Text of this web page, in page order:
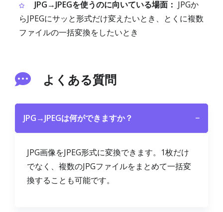
JPG→JPEGを使うのに向いている場面： JPGか
らJPEGにサッと形式だけ変えたいとき、とくに複数
ファイルの一括変換をしたいとき
よくある質問
JPG→JPEGは何ができますか？ −
JPG画像をJPEG形式に変換できます。1枚だけ
でなく、複数のJPGファイルをまとめて一括変
換することも可能です。